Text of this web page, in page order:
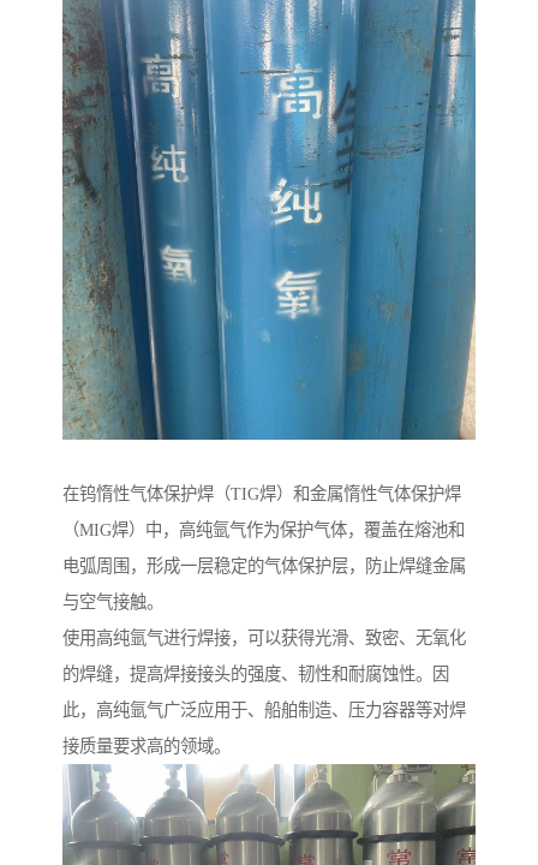
在钨惰性气体保护焊（TIG焊）和金属惰性气体保护焊
（MIG焊）中，高纯氩气作为保护气体，覆盖在熔池和
电弧周围，形成一层稳定的气体保护层，防止焊缝金属
与空气接触。
使用高纯氩气进行焊接，可以获得光滑、致密、无氧化
的焊缝，提高焊接接头的强度、韧性和耐腐蚀性。因
此，高纯氩气广泛应用于、船舶制造、压力容器等对焊
接质量要求高的领域。